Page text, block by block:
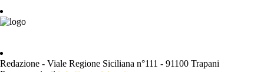
Redazione - Viale Regione Siciliana n°111 - 91100 Trapani